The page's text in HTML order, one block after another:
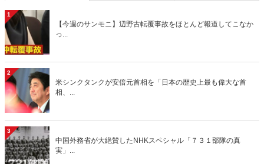
1
【今週のサンモニ】辺野古転覆事故をほとんど報道してこなか
っ...
2
米シンクタンクが安倍元首相を「日本の歴史上最も偉大な首
相、...
3
中国外務省が大絶賛したNHKスペシャル「７３１部隊の真
実」...